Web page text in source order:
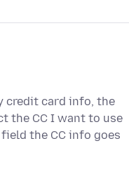
credit card info, the
the CC I want to use
the CC info goes